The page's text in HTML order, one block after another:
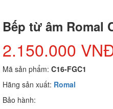
Bếp từ âm Romal
2.150.000
Mã sản phẩm: C16-FGC1
Hãng sản xuất: Romal
Bảo hành: